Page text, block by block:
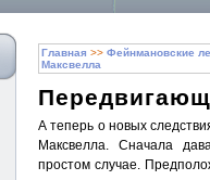
Главная >> Фейнмановские
Максвелла
А теперь о новых
Максвелла. Сначала
простом случае.